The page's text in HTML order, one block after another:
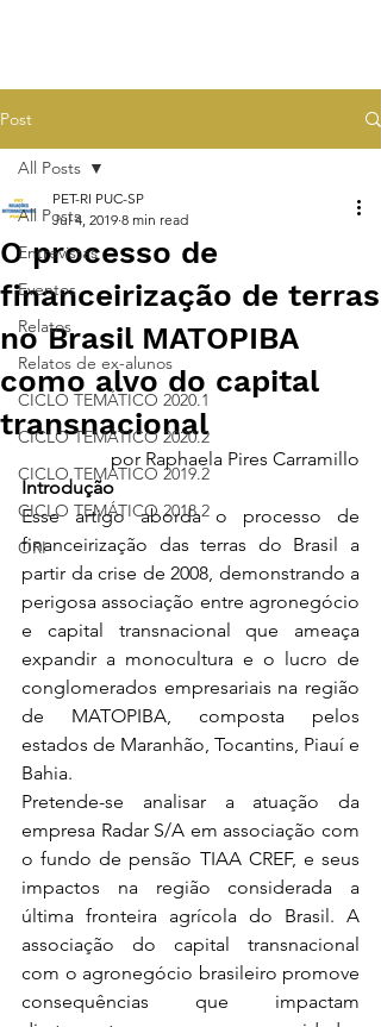
Post
All Posts
Entrevistas
Eventos
Relatos
Relatos de ex-alunos
CICLO TEMÁTICO 2020.1
CICLO TEMÁTICO 2020.2
CICLO TEMÁTICO 2019.2
CICLO TEMÁTICO 2018.2
ORI
All Posts
O processo de
financeirização de terras
no Brasil MATOPIBA
como alvo do capital
transnacional
PET-RI PUC-SP
Jul 4, 2019 8 min read
por Raphaela Pires Carramillo
Introdução
Esse artigo aborda o processo de
financeirização das terras do Brasil a
partir da crise de 2008, demonstrando a
perigosa associação entre agronegócio
e capital transnacional que ameaça
expandir a monocultura e o lucro de
conglomerados empresariais na região
de MATOPIBA, composta pelos
estados de Maranhão, Tocantins, Piauí e
Bahia.
Pretende-se analisar a atuação da
empresa Radar S/A em associação com
o fundo de pensão TIAA CREF, e seus
impactos na região considerada a
última fronteira agrícola do Brasil. A
associação do capital transnacional
com o agronegócio brasileiro promove
consequências que impactam